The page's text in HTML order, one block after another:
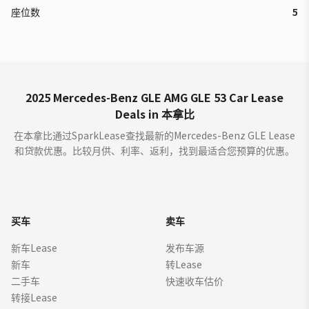
座位数 5
2025 Mercedes-Benz GLE AMG GLE 53 Car Lease
Deals in 本拿比
在本拿比通过SparkLease查找最新的Mercedes-Benz GLE Lease
和贷款优惠。比较月供、利率、返利，找到最适合您预算的优惠。
买车
新车Lease
新车
二手车
转接Lease
卖车
发布车源
转Lease
快速收车估价